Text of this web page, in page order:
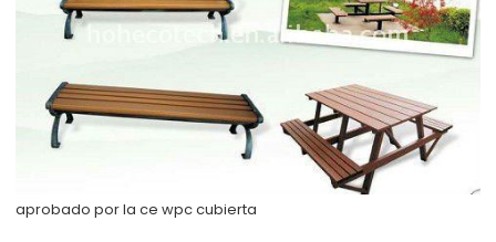
aprobado por la ce wpc cubierta